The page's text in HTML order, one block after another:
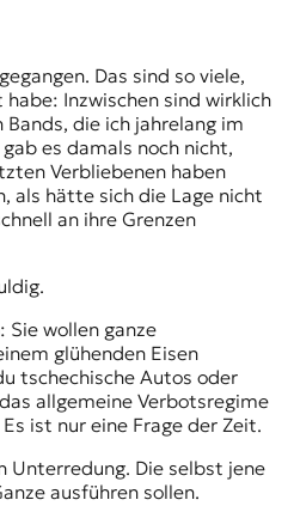
Das sind so viele,
Inzwischen sind wirklich
die ich jahrelang im
es damals noch nicht,
Verbliebenen haben
als hätte sich die Lage nicht
an ihre Grenzen
Sie wollen ganze
glühenden Eisen
tschechische Autos oder
allgemeine Verbotsregime
ist nur eine Frage der Zeit.
Unterredung. Die selbst jene
ausführen sollen.